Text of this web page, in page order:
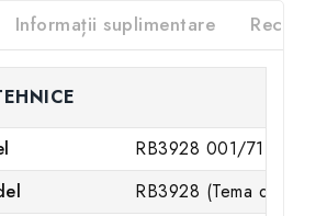
Informații suplimentare
RB3928 001/71
RB3928 (Tema de